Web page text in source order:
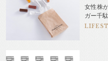
女性株
ガー千